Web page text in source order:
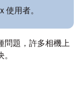
用者。
問題，許多相機上